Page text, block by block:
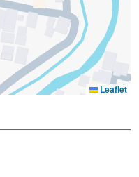
Leaflet